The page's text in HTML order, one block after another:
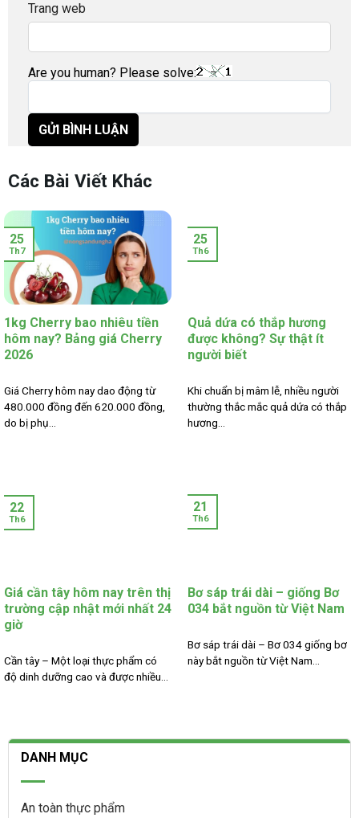
Trang web
Are you human? Please solve:
Các Bài Viết Khác
1kg Cherry bao nhiêu tiền
hôm nay? Bảng giá Cherry
2026
Giá Cherry hôm nay dao động từ
480.000 đồng đến 620.000 đồng,
do bị phụ...
25
Th7
Quả dứa có thắp hương
được không? Sự thật ít
người biết
Khi chuẩn bị mâm lễ, nhiều người
thường thắc mắc quả dứa có thắp
hương...
25
Th6
Giá cần tây hôm nay trên thị
trường cập nhật mới nhất 24
giờ
Cần tây – Một loại thực phẩm có
độ dinh dưỡng cao và được nhiều...
22
Th6
Bơ sáp trái dài – giống Bơ
034 bắt nguồn từ Việt Nam
Bơ sáp trái dài – Bơ 034 giống bơ
này bắt nguồn từ Việt Nam...
21
Th6
DANH MỤC
An toàn thực phẩm